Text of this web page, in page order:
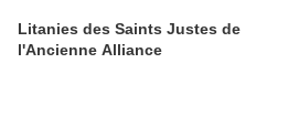
Litanies des Saints Justes de
l'Ancienne Alliance